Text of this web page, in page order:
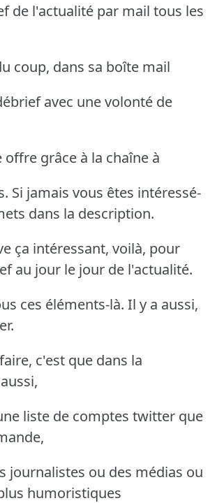
de l'actualité par mail tous les
coup, dans sa boîte mail
avec une volonté de
offre grâce à la chaîne à
Si jamais vous êtes intéressé-
dans la description.
ça intéressant, voilà, pour
au jour le jour de l'actualité.
ces éléments-là. Il y a aussi,
c'est que dans la
liste de comptes twitter que
journalistes ou des médias ou
humoristiques